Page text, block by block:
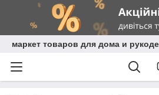
маркет товаров для дома и